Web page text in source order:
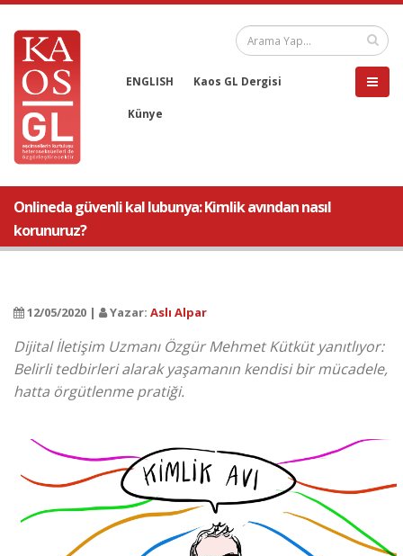
ENGLISH Kaos GL Dergisi
Künye
Onlineda güvenli kal lubunya: Kimlik avından nasıl
korunuruz?
12/05/2020 | Yazar: Aslı Alpar
Dijital İletişim Uzmanı Özgür Mehmet Kütküt yanıtlıyor:
Belirli tedbirleri alarak yaşamanın kendisi bir mücadele,
hatta örgütlenme pratiği.